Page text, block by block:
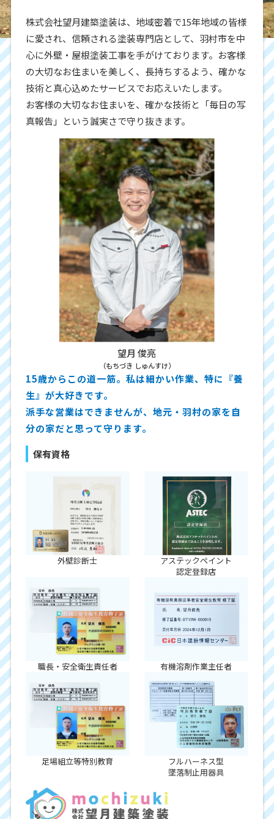
株式会社望月建築塗装は、地域密着で15年地域の皆様
に愛され、信頼される塗装専門店として、羽村市を中
心に外壁・屋根塗装工事を手がけております。お客様
の大切なお住まいを美しく、長持ちするよう、確かな
技術と真心込めたサービスでお応えいたします。
お客様の大切なお住まいを、確かな技術と「毎日の写
真報告」という誠実さで守り抜きます。
望月 俊亮
（もちづき しゅんすけ）
15歳からこの道一筋。私は細かい作業、特に『養
生』が大好きです。
派手な営業はできませんが、地元・羽村の家を自
分の家だと思って守ります。
保有資格
外壁診断士
アステックペイント
認定登録店
職長・安全衛生責任者 有機溶剤作業主任者
足場組立等特別教育
フルハーネス型
墜落制止用器具